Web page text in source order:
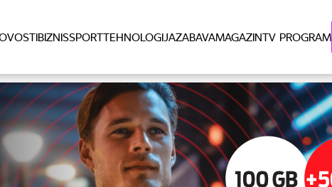
BIZNISSPORTTEHNOLOGIJAZABAVAMAGAZINTV PROGRAM